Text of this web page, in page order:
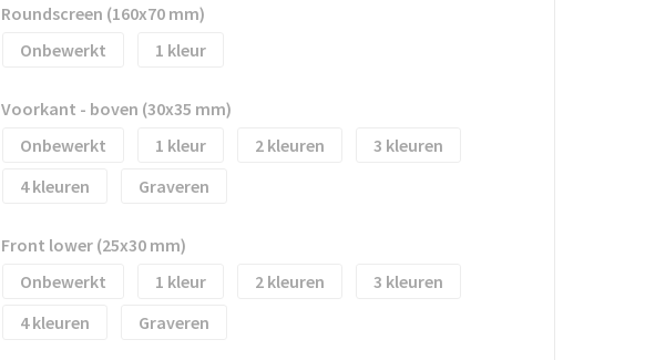
Roundscreen (160x70 mm)
Onbewerkt
1
Voorkant - boven (30x35 mm)
Onbewerkt
1 2
3
4
Graveren
Front lower (25x30 mm)
Onbewerkt
1 2
3
4
Graveren